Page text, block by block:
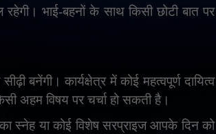
भाई-बहनों के साथ किसी छोटी बात पर
बनेंगी। कार्यक्षेत्र में कोई महत्वपूर्ण दायित्व
अहम विषय पर चर्चा हो सकती है।
स्नेह या कोई विशेष सरप्राइज आपके दिन को